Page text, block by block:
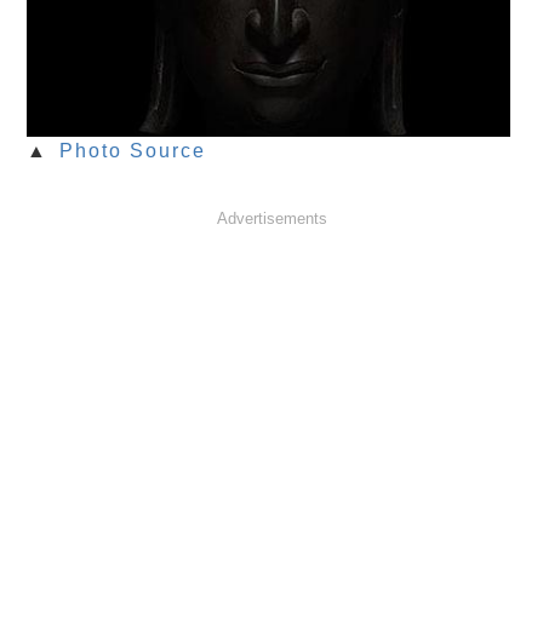
▲ Photo Source
Advertisements